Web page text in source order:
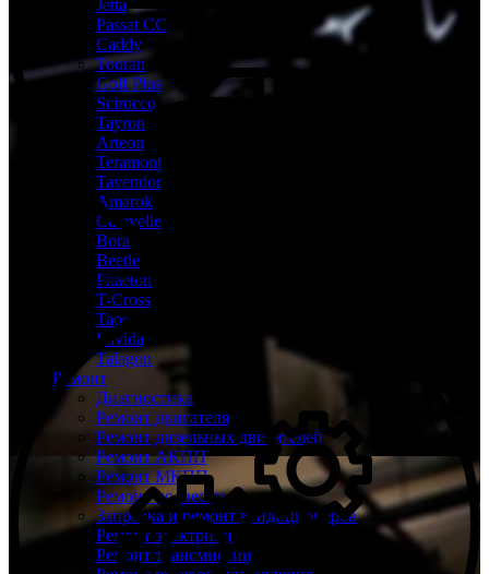
Jetta
Passat CC
Caddy
Touran
Golf Plus
Scirocco
Tayron
Arteon
Teramont
Tavendor
Amarok
Caravelle
Bora
Beetle
Phaeton
T-Cross
Taos
Lavida
Talagon
Ремонт
Диагностика
Ремонт двигателя
Ремонт дизельных двигателей
Ремонт АКПП
Ремонт МКПП
Ремонт подвески
Заправка и ремонт кондиционеров
Ремонт электрики
Ремонт трансмиссии
Бесплатная диагностика Volkswagen